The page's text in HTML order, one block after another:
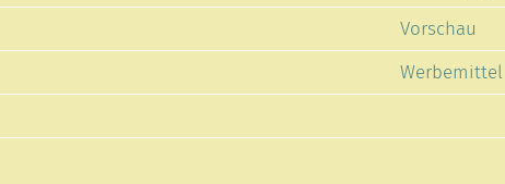
Vorschau
Werbemittel